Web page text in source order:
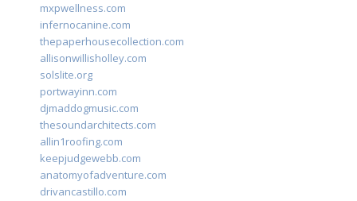
mxpwellness.com
infernocanine.com
thepaperhousecollection.com
allisonwillisholley.com
solslite.org
portwayinn.com
djmaddogmusic.com
thesoundarchitects.com
allin1roofing.com
keepjudgewebb.com
anatomyofadventure.com
drivancastillo.com